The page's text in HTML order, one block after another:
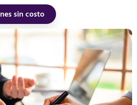
sin costo